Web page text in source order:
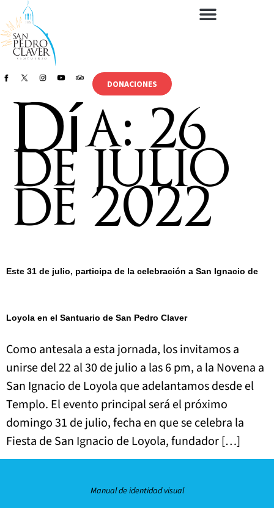
DONACIONES
Día:26
de julio
de 2022
Este 31 de julio, participa de la celebración a San Ignacio de
Loyola en el Santuario de San Pedro Claver
Como antesala a esta jornada, los invitamos a
unirse del 22 al 30 de julio a las 6 pm, a la Novena a
San Ignacio de Loyola que adelantamos desde el
Templo. El evento principal será el próximo
domingo 31 de julio, fecha en que se celebra la
Fiesta de San Ignacio de Loyola, fundador […]
Manual de identidad visual